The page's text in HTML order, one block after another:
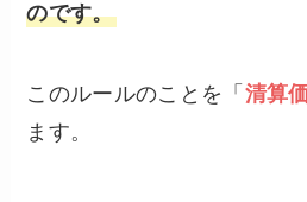
のです。
このルールのことを「 清算
ます。